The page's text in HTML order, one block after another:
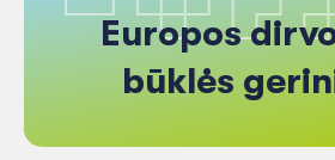
Europos
būklės